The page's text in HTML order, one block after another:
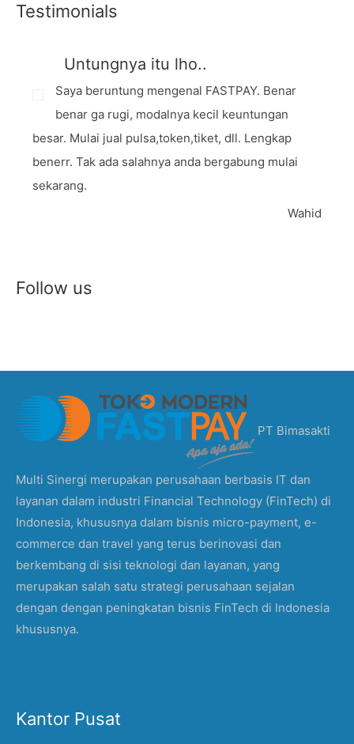
Testimonials
Untungnya itu lho..
Saya beruntung mengenal FASTPAY. Benar
benar ga rugi, modalnya kecil keuntungan
besar. Mulai jual pulsa,token,tiket, dll. Lengkap
benerr. Tak ada salahnya anda bergabung mulai
sekarang.
Wahid
Follow us
PT Bimasakti
Multi Sinergi merupakan perusahaan berbasis IT dan
layanan dalam industri Financial Technology (FinTech) di
Indonesia, khususnya dalam bisnis micro-payment, e-
commerce dan travel yang terus berinovasi dan
berkembang di sisi teknologi dan layanan, yang
merupakan salah satu strategi perusahaan sejalan
dengan dengan peningkatan bisnis FinTech di Indonesia
khususnya.
Kantor Pusat